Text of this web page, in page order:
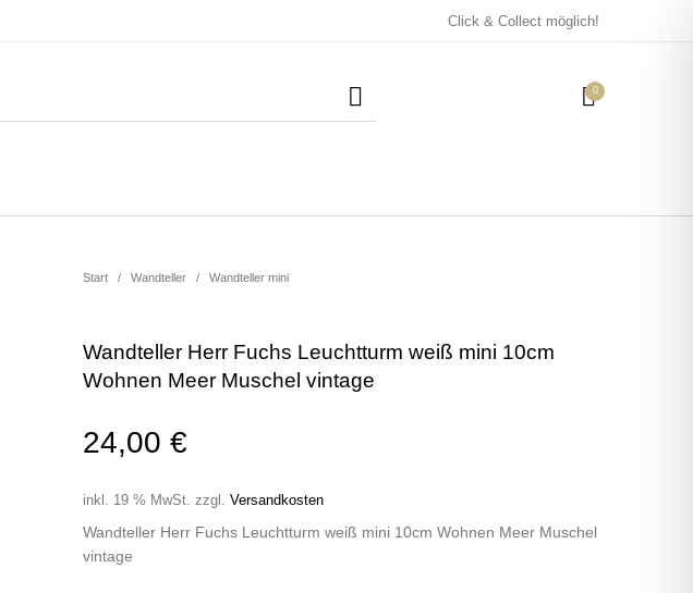
Click & Collect möglich!
0
Turnbeutel Tassen
Start / Wandteller / Wandteller mini
Wandteller Herr Fuchs Leuchtturm weiß mini 10cm
Wohnen Meer Muschel vintage
24,00 €
inkl. 19 % MwSt. zzgl. Versandkosten
Wandteller Herr Fuchs Leuchtturm weiß mini 10cm Wohnen Meer Muschel
vintage